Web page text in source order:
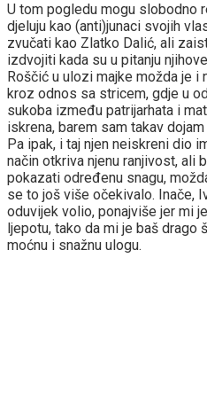
U tom pogledu mogu slobodno
djeluju kao (anti)junaci svojih
zvučati kao Zlatko Dalić, ali
izdvojiti kada su u pitanju
Roščić u ulozi majke možda je
kroz odnos sa stricem, gdje u
sukoba između patrijarhata i
iskrena, barem sam takav
Pa ipak, i taj njen neiskreni dio
način otkriva njenu ranjivost, ali
pokazati određenu snagu,
se to još više očekivalo. Inače,
oduvijek volio, ponajviše jer mi
ljepotu, tako da mi je baš drago
moćnu i snažnu ulogu.